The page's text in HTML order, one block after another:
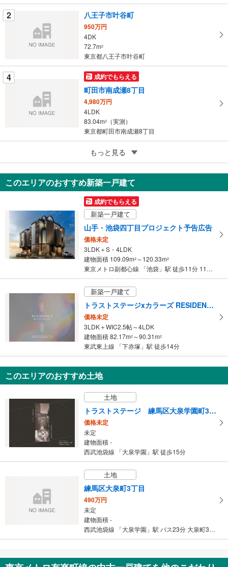
に
保
2 八王子市叶谷町
950万円
4DK
72.7m2
東京都八王子市叶谷町
4 成約でもらえる
町田市南成瀬8丁目
4,980万円
4LDK
83.04m2
（実測）
東京都町田市南成瀬8丁目
成約でもらえる
東村山市萩山町1丁目
4,049万円
4LDK
90.22m2（登記）
東京都東村山市萩山町1丁目
もっと見る
このエリアのおすすめ新築一戸建て
成約でもらえる
新築一戸建て
山手・池袋四丁目プロジェクト予告広告
価格未定
3LDK＋S・4LDK
建物面積 109.09m2 ～120.33m2
東京メトロ副都心線 「池袋」駅 徒歩11分 11～12分
新築一戸建て
トラストステージxカラーズ RESIDENCE 板橋区赤塚5丁目5期 全3棟
価格未定
3LDK＋WIC2.5帖～4LDK
建物面積 82.17m2 ～90.31m2
東武東上線 「下赤塚」駅 徒歩14分
このエリアのおすすめ土地
土地
トラストステージ 練馬区大泉学園町3丁目2期 全18区画
価格未定
未定
建物面積 -
西武池袋線 「大泉学園」駅 徒歩15分
土地
練馬区大泉町3丁目
490万円
未定
建物面積 -
西武池袋線 「大泉学園」駅 バス23分 大泉町3丁目 バス停下車 徒歩7分